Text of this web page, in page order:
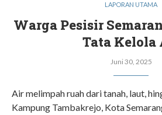
LAPORAN UTAMA
Warga Pesisir
Tata Kelola
Juni 30, 2025
Air melimpah ruah dari tanah, laut,
Kampung Tambakrejo, Kota